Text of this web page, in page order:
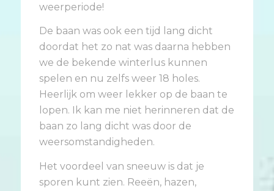
weerperiode!
De baan was ook een tijd lang dicht
doordat het zo nat was daarna hebben
we de bekende winterlus kunnen
spelen en nu zelfs weer 18 holes.
Heerlijk om weer lekker op de baan te
lopen. Ik kan me niet herinneren dat de
baan zo lang dicht was door de
weersomstandigheden.
Het voordeel van sneeuw is dat je
sporen kunt zien. Reeën, hazen,